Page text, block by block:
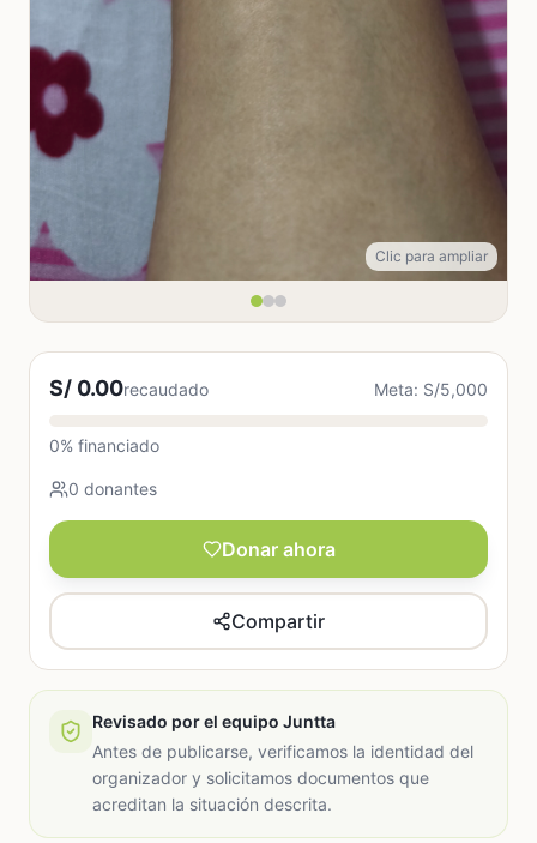
Clic para ampliar
S/ 0.00recaudado Meta: S/5,000
0% financiado
0 donantes
Donar ahora
Compartir
Revisado por el equipo Juntta
Antes de publicarse, verificamos la identidad del
organizador y solicitamos documentos que
acreditan la situación descrita.